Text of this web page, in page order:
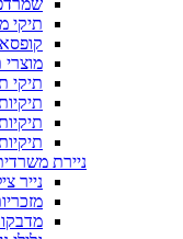
תיקי
מוצרי
תיקי
ניירת
נייר